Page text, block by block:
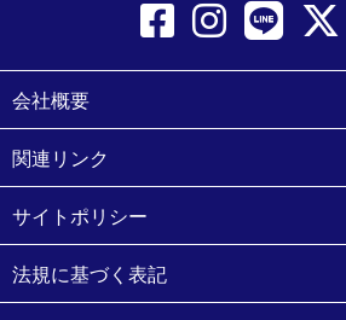
会社概要
関連リンク
サイトポリシー
法規に基づく表記